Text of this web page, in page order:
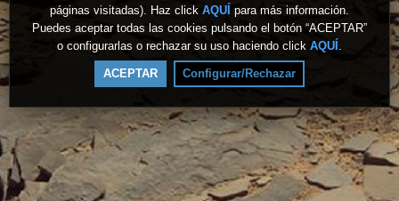
páginas visitadas). Haz click AQUÍ para más información.
Puedes aceptar todas las cookies pulsando el botón “ACEPTAR”
o configurarlas o rechazar su uso haciendo click AQUÍ .
ACEPTAR Configurar/Rechazar